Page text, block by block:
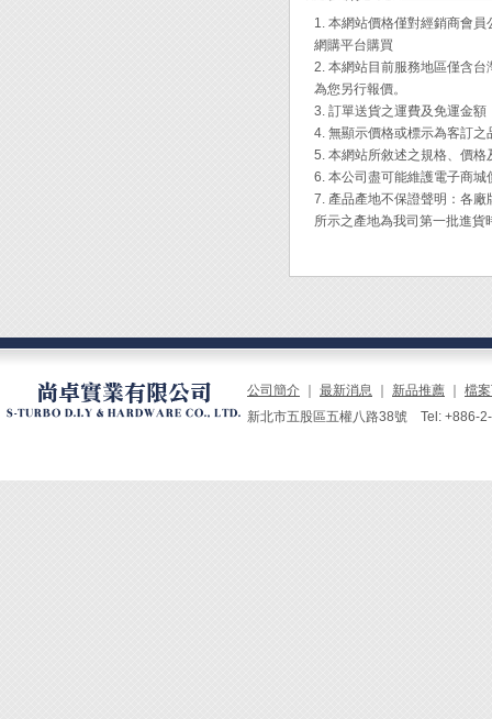
◆ 口袋
◆ 適
2.
3. 摩
1. 本網站價格僅對經銷商會
網購平台購買
2. 本網站目前服務地區僅含
為您另行報價。
3. 訂單送貨之運費及免運金
4. 無顯示價格或標示為客訂
5. 本網站所敘述之規格、價
6. 本公司盡可能維護電子商
7. 產品產地不保證聲明：各
所示之產地為我司第一批進
公司簡介 最新消息 新品推薦
檔
新北市五股區五權八路38號 Tel: